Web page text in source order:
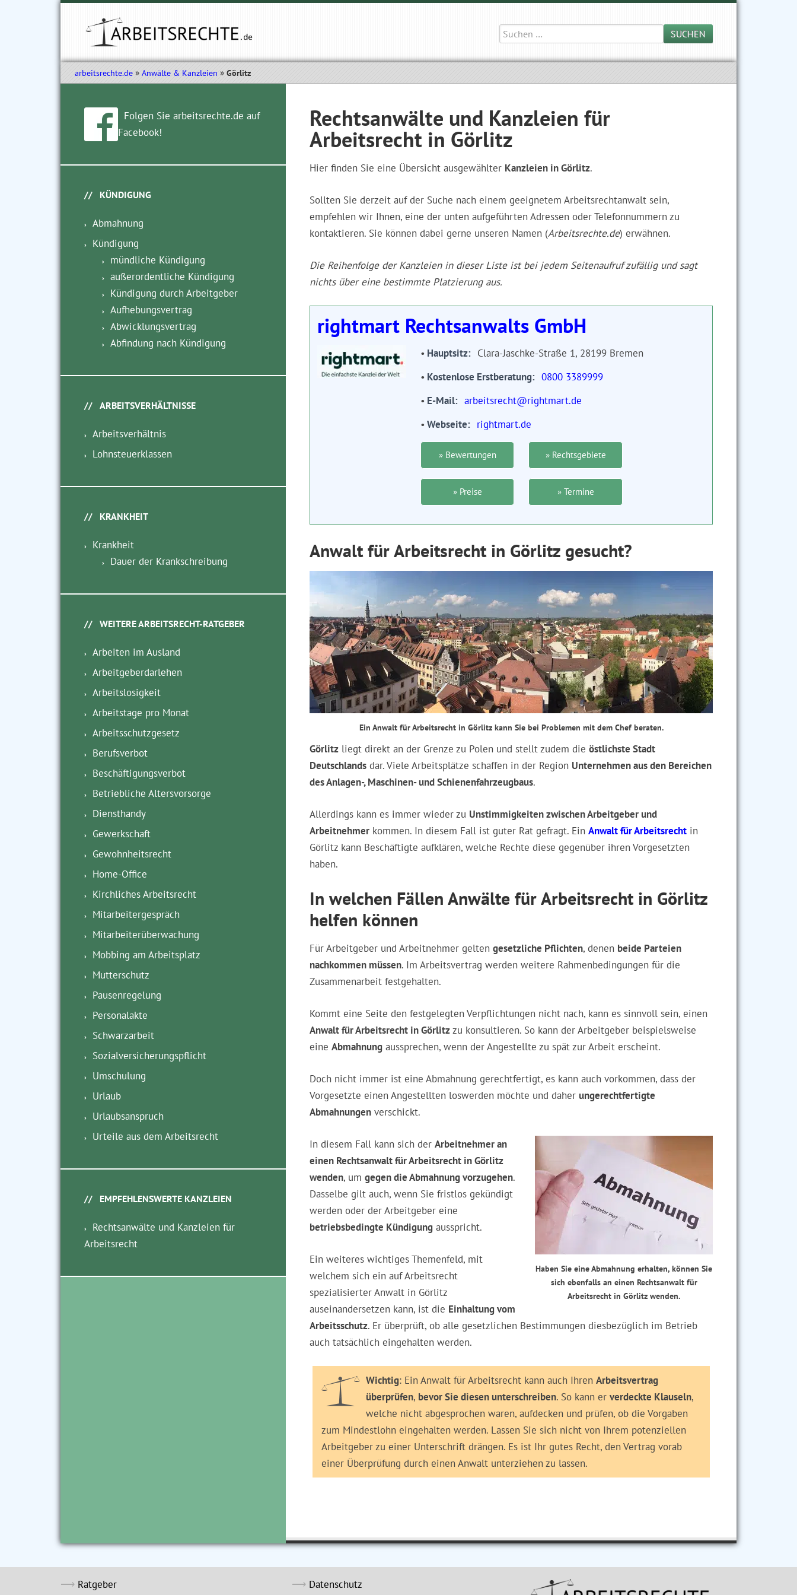
Suche
nach:
SUCHEN
arbeitsrechte.de Anwälte & Kanzleien Görlitz
Rechtsanwälte und Kanzleien für
Arbeitsrecht in Görlitz
Hier finden Sie eine Übersicht ausgewählter Kanzleien in Görlitz.
Sollten Sie derzeit auf der Suche nach einem geeignetem Arbeitsrechtanwalt sein,
empfehlen wir Ihnen, eine der unten aufgeführten Adressen oder Telefonnummern zu
kontaktieren. Sie können dabei gerne unseren Namen (Arbeitsrechte.de) erwähnen.
Die Reihenfolge der Kanzleien in dieser Liste ist bei jedem Seitenaufruf zufällig und sagt
nichts über eine bestimmte Platzierung aus.
rightmart Rechtsanwalts GmbH
Hauptsitz
Clara-Jaschke-Straße 1, 28199 Bremen
Kostenlose Erstberatung
0800 3389999
E-Mail
arbeitsrecht@rightmart.de
Webseite
rightmart.de
» Bewertungen » Rechtsgebiete
» Preise » Termine
Anwalt für Arbeitsrecht in Görlitz gesucht?
Ein Anwalt für Arbeitsrecht in Görlitz kann Sie bei Problemen mit dem Chef beraten.
Görlitz liegt direkt an der Grenze zu Polen und stellt zudem die östlichste Stadt
Deutschlands dar. Viele Arbeitsplätze schaffen in der Region Unternehmen aus den Bereichen
des Anlagen-, Maschinen- und Schienenfahrzeugbaus.
Allerdings kann es immer wieder zu Unstimmigkeiten zwischen Arbeitgeber und
Arbeitnehmer kommen. In diesem Fall ist guter Rat gefragt. Ein Anwalt für Arbeitsrecht in
Görlitz kann Beschäftigte aufklären, welche Rechte diese gegenüber ihren Vorgesetzten
haben.
In welchen Fällen Anwälte für Arbeitsrecht in Görlitz
helfen können
Für Arbeitgeber und Arbeitnehmer gelten gesetzliche Pflichten, denen beide Parteien
nachkommen müssen. Im Arbeitsvertrag werden weitere Rahmenbedingungen für die
Zusammenarbeit festgehalten.
Kommt eine Seite den festgelegten Verpflichtungen nicht nach, kann es sinnvoll sein, einen
Anwalt für Arbeitsrecht in Görlitzzu konsultieren. So kann der Arbeitgeber beispielsweise
eine Abmahnung aussprechen, wenn der Angestellte zu spät zur Arbeit erscheint.
Doch nicht immer ist eine Abmahnung gerechtfertigt, es kann auch vorkommen, dass der
Vorgesetzte einen Angestellten loswerden möchte und daher ungerechtfertigte
Abmahnungen verschickt.
Haben Sie eine Abmahnung erhalten, können Sie
sich ebenfalls an einen Rechtsanwalt für
Arbeitsrecht in Görlitz wenden.
In diesem Fall kann sich der Arbeitnehmer an
einen Rechtsanwalt für Arbeitsrecht in Görlitz
wenden, um gegen die Abmahnung vorzugehen.
Dasselbe gilt auch, wenn Sie fristlos gekündigt
werden oder der Arbeitgeber eine
betriebsbedingte Kündigung ausspricht.
Ein weiteres wichtiges Themenfeld, mit
welchem sich ein auf Arbeitsrecht
spezialisierter Anwalt in Görlitz
auseinandersetzen kann, ist die Einhaltung vom
Arbeitsschutz. Er überprüft, ob alle gesetzlichen Bestimmungen diesbezüglich im Betrieb
auch tatsächlich eingehalten werden.
Wichtig: Ein Anwalt für Arbeitsrecht kann auch Ihren Arbeitsvertrag
überprüfen, bevor Sie diesen unterschreiben. So kann er verdeckte Klauseln,
welche nicht abgesprochen waren, aufdecken und prüfen, ob die Vorgaben
zum Mindestlohn eingehalten werden. Lassen Sie sich nicht von Ihrem potenziellen
Arbeitgeber zu einer Unterschrift drängen. Es ist Ihr gutes Recht, den Vertrag vorab
einer Überprüfung durch einen Anwalt unterziehen zu lassen.
Folgen Sie arbeitsrechte.de auf
Facebook!
KÜNDIGUNG
Abmahnung
Kündigung
mündliche Kündigung
außerordentliche Kündigung
Kündigung durch Arbeitgeber
Aufhebungsvertrag
Abwicklungsvertrag
Abfindung nach Kündigung
ARBEITSVERHÄLTNISSE
Arbeitsverhältnis
Lohnsteuerklassen
KRANKHEIT
Krankheit
Dauer der Krankschreibung
WEITERE ARBEITSRECHT-RATGEBER
Arbeiten im Ausland
Arbeitgeberdarlehen
Arbeitslosigkeit
Arbeitstage pro Monat
Arbeitsschutzgesetz
Berufsverbot
Beschäftigungsverbot
Betriebliche Altersvorsorge
Diensthandy
Gewerkschaft
Gewohnheitsrecht
Home-Office
Kirchliches Arbeitsrecht
Mitarbeitergespräch
Mitarbeiterüberwachung
Mobbing am Arbeitsplatz
Mutterschutz
Pausenregelung
Personalakte
Schwarzarbeit
Sozialversicherungspflicht
Umschulung
Urlaub
Urlaubsanspruch
Urteile aus dem Arbeitsrecht
EMPFEHLENSWERTE KANZLEIEN
Rechtsanwälte und Kanzleien für
Arbeitsrecht
Ratgeber Datenschutz